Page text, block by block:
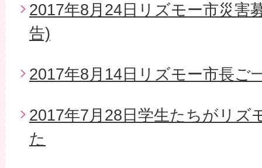
2017年8月24日リズモー市災害
告)
2017年8月14日リズモー市長ご
2017年7月28日学生たちがリズ
た